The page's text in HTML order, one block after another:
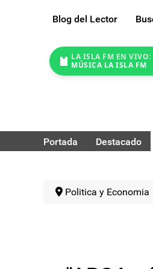
Blog del Lector
LA ISLA FM EN VIVO:
MÚSICA LA ISLA FM
Portada Destacado
Politica y Economia